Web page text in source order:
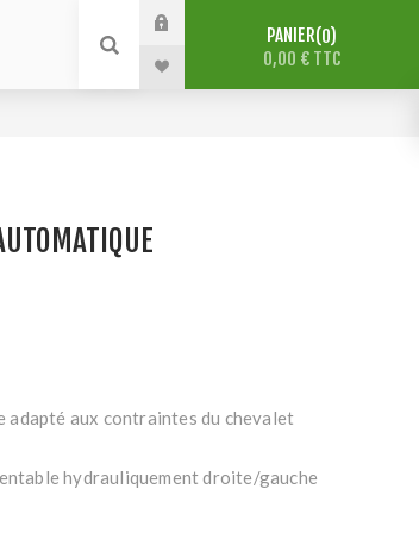
PANIER 0
0,00 € TTC
adapté aux contraintes du chevalet
hydrauliquement droite/gauche